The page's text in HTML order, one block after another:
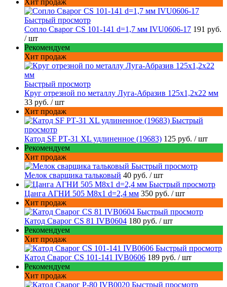
Быстрый просмотр
Сопло Сварог CS 101-141 d=1,7 мм IVU0606-17 191 руб.
/ шт
Рекомендуем
Хит продаж
Быстрый просмотр
Круг отрезной по металлу Луга-Абразив 125x1,2x22 мм
33 руб. / шт
Хит продаж
Быстрый
просмотр
Катод SF РТ-31 XL удлиненное (19683) 125 руб. / шт
Рекомендуем
Хит продаж
Быстрый просмотр
Мелок сварщика тальковый 40 руб. / шт
Быстрый просмотр
Цанга АГНИ 505 М8х1 d=2,4 мм 350 руб. / шт
Хит продаж
Быстрый просмотр
Катод Сварог CS 81 IVB0604 180 руб. / шт
Рекомендуем
Хит продаж
Быстрый просмотр
Катод Сварог CS 101-141 IVB0606 189 руб. / шт
Рекомендуем
Хит продаж
Быстрый просмотр